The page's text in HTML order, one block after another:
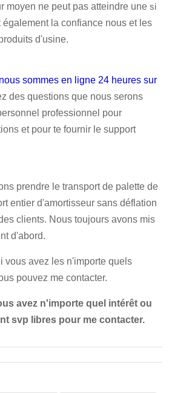
moyen ne peut pas atteindre une si
également la confiance nous et les
d'usine.
sommes en ligne 24 heures sur
des questions que nous serons
professionnel pour
et pour te fournir le support
prendre le transport de palette de
entier d'amortisseur sans déflation
clients. Nous toujours avons mis
d'abord.
vous avez les n'importe quels
pouvez me contacter.
avez n'importe quel intérêt ou
svp libres pour me contacter.